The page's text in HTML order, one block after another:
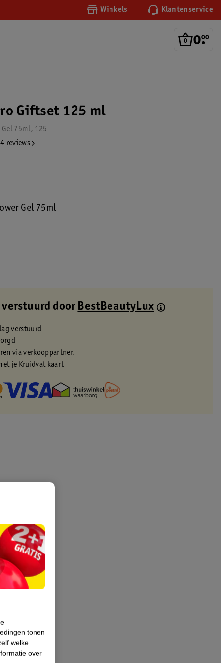
Winkels Klantenservice
0.
00
Giftset 125 ml
Gel 75ml, 125
reviews
Gel 75ml
verstuurd door BestBeautyLux
verstuurd
via verkooppartner.
je Kruidvat kaart
tonen
welke
over